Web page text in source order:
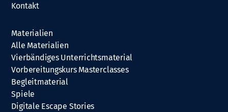
Kontakt
Materialien
Alle Materialien
Vierbändiges Unterrichtsmaterial
Vorbereitungskurs Masterclasses
Begleitmaterial
Spiele
Digitale Escape Stories